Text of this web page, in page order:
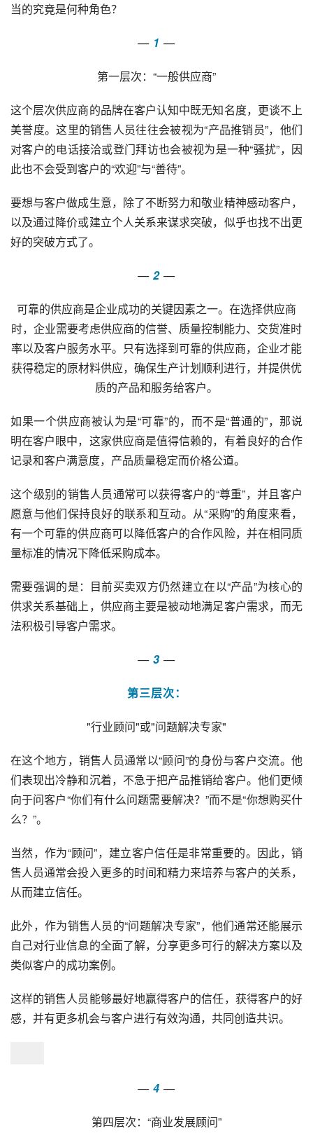
当的究竟是何种角色？
— 1 —
第一层次：“一般供应商”
这个层次供应商的品牌在客户认知中既无知名度，更谈不上
美誉度。这里的销售人员往往会被视为“产品推销员”，他们
对客户的电话接洽或登门拜访也会被视为是一种“骚扰”，因
此也不会受到客户的“欢迎”与“善待”。
要想与客户做成生意，除了不断努力和敬业精神感动客户，
以及通过降价或建立个人关系来谋求突破，似乎也找不出更
好的突破方式了。
— 2 —
可靠的供应商是企业成功的关键因素之一。在选择供应商
时，企业需要考虑供应商的信誉、质量控制能力、交货准时
率以及客户服务水平。只有选择到可靠的供应商，企业才能
获得稳定的原材料供应，确保生产计划顺利进行，并提供优
质的产品和服务给客户。
如果一个供应商被认为是“可靠”的，而不是“普通的”，那说
明在客户眼中，这家供应商是值得信赖的，有着良好的合作
记录和客户满意度，产品质量稳定而价格公道。
这个级别的销售人员通常可以获得客户的“尊重”，并且客户
愿意与他们保持良好的联系和互动。从“采购”的角度来看，
有一个可靠的供应商可以降低客户的合作风险，并在相同质
量标准的情况下降低采购成本。
需要强调的是：目前买卖双方仍然建立在以“产品”为核心的
供求关系基础上，供应商主要是被动地满足客户需求，而无
法积极引导客户需求。
— 3 —
第三层次：
"行业顾问"或"问题解决专家"
在这个地方，销售人员通常以“顾问”的身份与客户交流。他
们表现出冷静和沉着，不急于把产品推销给客户。他们更倾
向于问客户“你们有什么问题需要解决？”而不是“你想购买什
么？”。
当然，作为“顾问”，建立客户信任是非常重要的。因此，销
售人员通常会投入更多的时间和精力来培养与客户的关系，
从而建立信任。
此外，作为销售人员的“问题解决专家”，他们通常还能展示
自己对行业信息的全面了解，分享更多可行的解决方案以及
类似客户的成功案例。
这样的销售人员能够最好地赢得客户的信任，获得客户的好
感，并有更多机会与客户进行有效沟通，共同创造共识。
— 4 —
第四层次：“商业发展顾问”